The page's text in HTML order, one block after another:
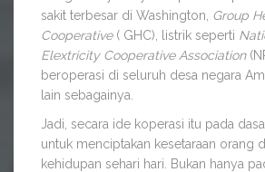
sakit terbesar di Washington, Group
Cooperative( GHC), listrik seperti
Elextricity Cooperative Association
beroperasi di seluruh desa negara
lain sebagainya.
Jadi, secara ide koperasi itu pada
untuk menciptakan kesetaraan orang
kehidupan sehari hari. Bukan hanya